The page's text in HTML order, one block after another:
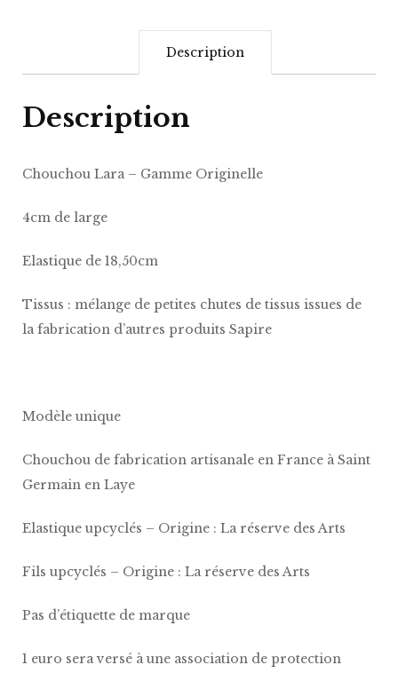
Description
Description
Chouchou Lara – Gamme Originelle
4cm de large
Elastique de 18,50cm
Tissus : mélange de petites chutes de tissus issues de
la fabrication d’autres produits Sapire
Modèle unique
Chouchou de fabrication artisanale en France à Saint
Germain en Laye
Elastique upcyclés – Origine : La réserve des Arts
Fils upcyclés – Origine : La réserve des Arts
Pas d’étiquette de marque
1 euro sera versé à une association de protection